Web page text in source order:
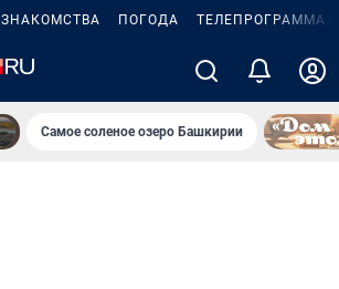
ЗНАКОМСТВА ПОГОДА ТЕЛЕПРОГРАММА
Самое соленое озеро Башкирии